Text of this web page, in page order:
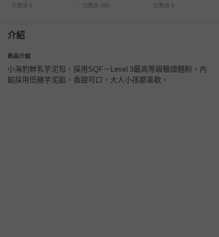
已售出 5 已售出 260 已售出 9
介紹
商品介紹
小海豹鮮乳芋泥包，採用SQF－Level 3最高等級驗證麵粉，內
餡採用低糖芋泥餡，香甜可口，大人小孩都喜歡。